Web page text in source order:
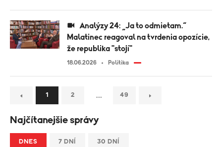
Malatinec reagoval na tvrdenia opozície,
že republika "stojí"
18.06.2026 Politika
1 2 … 49
Najčítanejšie správy
DNES 7 DNÍ 30 DNÍ